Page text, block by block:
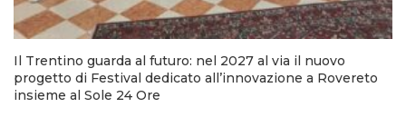
Il Trentino guarda al futuro: nel 2027 al via il nuovo
progetto di Festival dedicato all’innovazione a Rovereto
insieme al Sole 24 Ore